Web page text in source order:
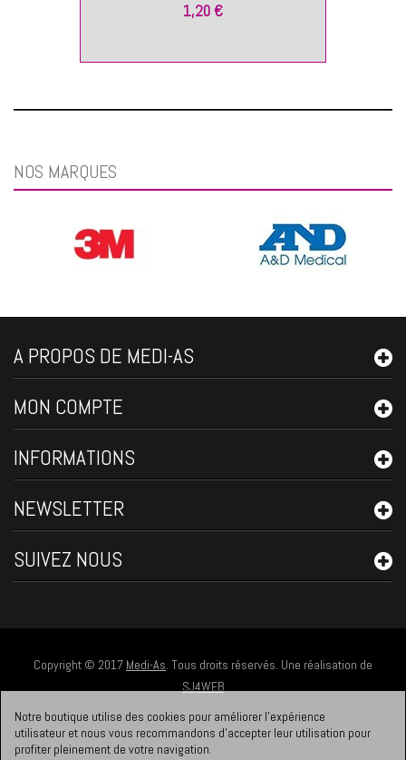
1,20 €
NOS MARQUES
A PROPOS DE MEDI-AS
MON COMPTE
INFORMATIONS
NEWSLETTER
SUIVEZ NOUS
Copyright © 2017 Medi-As. Tous droits réservés. Une réalisation de
SJ4WEB
Notre boutique utilise des cookies pour améliorer l'expérience
utilisateur et nous vous recommandons d'accepter leur utilisation pour
profiter pleinement de votre navigation.